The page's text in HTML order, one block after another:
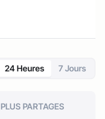
24 Heures 7 Jours
PLUS PARTAGES